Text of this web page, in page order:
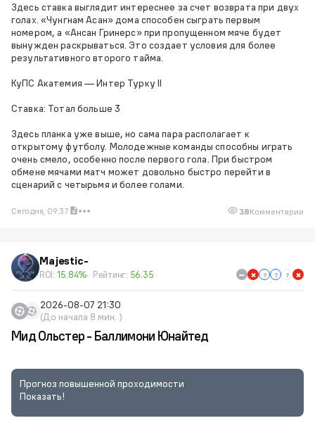
Здесь ставка выглядит интереснее за счет возврата при двух
голах. «Чунгнам Асан» дома способен сыграть первым
номером, а «Ансан Гринерс» при пропущенном мяче будет
вынужден раскрываться. Это создает условия для более
результативного второго тайма.
КуПС Акатемия — Интер Турку II
Ставка: Тотал больше 3
Здесь планка уже выше, но сама пара располагает к
открытому футболу. Молодежные команды способны играть
очень смело, особенно после первого гола. При быстром
обмене мячами матч может довольно быстро перейти в
сценарий с четырьмя и более голами.
Сегодня, 09:37 38Комментарии
Majestic-
ROI: 15.84% Рейтинг: 56.35
2026-08-07 21:30
(До начала 8 мин. )
Мид Ольстер - Баллимони Юнайтед
Прогноз повышенной проходимости
Показать!